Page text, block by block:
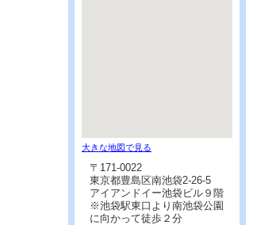
大きな地図で見る
〒171-0022
東京都豊島区南池袋2-26-5
アイアンドイー池袋ビル９階
※池袋駅東口より南池袋公園
に向かって徒歩２分